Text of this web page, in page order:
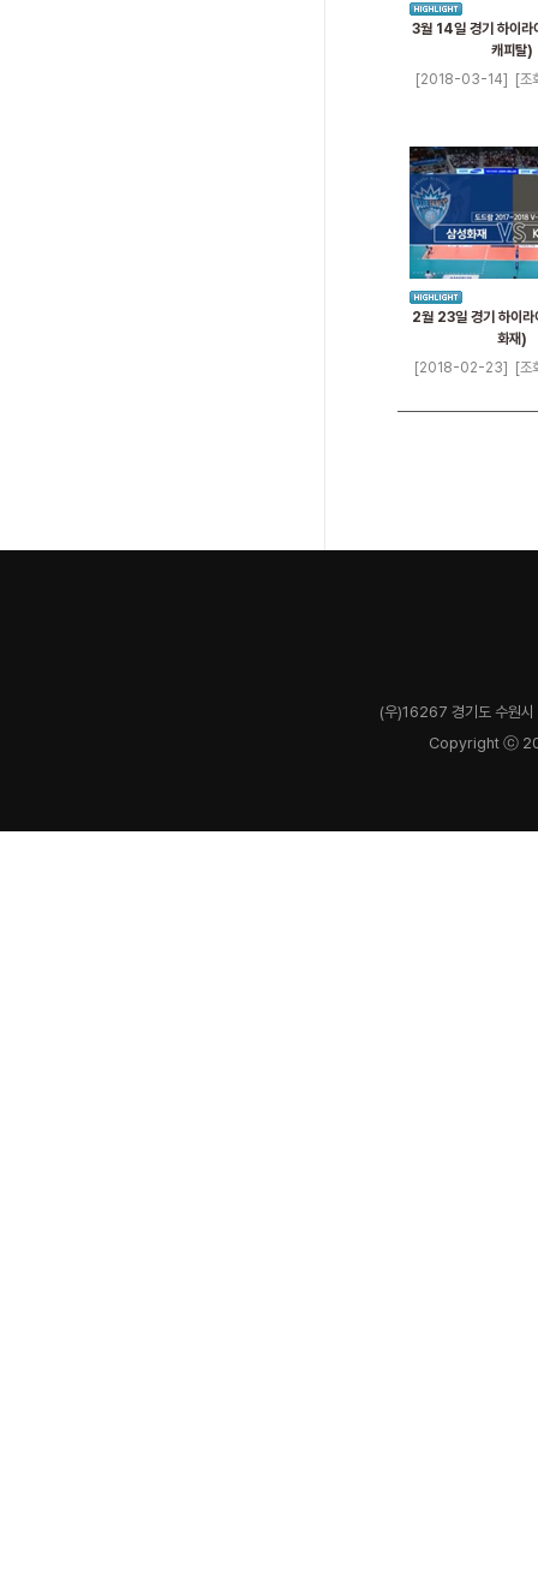
3월 14일 경기 하이
캐피탈)
[2018-03-14]
[조
2월 23일 경기 하이
화재)
[2018-02-23]
[조
(우)16267 경기도 수원
Copyright ⓒ